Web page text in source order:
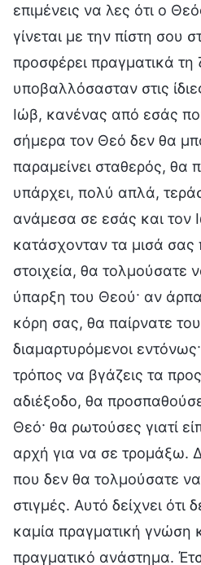
επιμένεις να λες ότι ο
γίνεται με την πίστη σου
προσφέρει πραγματικά
υποβαλλόσασταν στις
Ιώβ, κανένας από εσάς
σήμερα τον Θεό δεν θα
παραμείνει σταθερός, θα
υπάρχει, πολύ απλά,
ανάμεσα σε εσάς και τον
κατάσχονταν τα μισά σας
στοιχεία, θα τολμούσατε
ύπαρξη του Θεού· αν
κόρη σας, θα παίρνατε
διαμαρτυρόμενοι
τρόπος να βγάζεις τα
αδιέξοδο, θα
Θεό· θα ρωτούσες γιατί
αρχή για να σε τρομάξω.
που δεν θα τολμούσατε να
στιγμές. Αυτό δείχνει ότι
καμία πραγματική γνώση
πραγματικό ανάστημα.